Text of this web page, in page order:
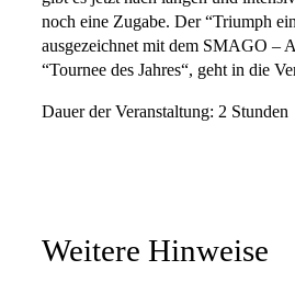
noch eine Zugabe. Der “Triumph
ausgezeichnet mit dem SMAGO –
“Tournee des Jahres“, geht in die
Dauer der Veranstaltung: 2 Stunden
Weitere Hinweise